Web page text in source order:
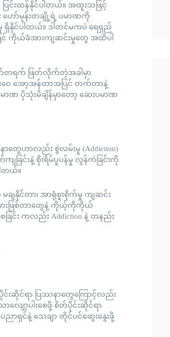
းထန်နိုင်ပါတယ်။ အထူးသဖြင့်
ဟော်မုန်းတချို့ရဲ့ ပမာဏကို
ရှိနိုင်ပါတယ်။ ဒါတင်မကပဲ ရေရှည်
ကိုယ်ခံအားကျဆင်းမှုတွေ အထိပါ
တရက် ဖြတ်လိုက်တဲ့အခါမှာ
မူးဝေ အော့အန်တာအပြင် တက်တာနဲ့
ာဏ ပိုသုံးမိချိန်မှာတော့ ဆေးပမာဏ
တွေဟာလည်း စွဲလမ်းမှု (Addiction)
ြင်းနဲ့ စိုးရိမ်ပူပန်မှု လွန်ကဲခြင်းကို
တယ်။
ချနိုင်တာ၊ အာရုံစူးစိုက်မှု ကျဆင်း
ားဖြစ်တာတွေနဲ့ ကိုယ့်ကိုကိုယ်
င်း ကလည်း Addiction နဲ့ တနည်း
ဆိုင်ရာ ပြဿနာတွေကြောင့်လည်း
ျော့ပါးစေဖို့ စိတ်ပိုင်းဆိုင်ရာ
ရှင်နဲ့ သေချာ တိုင်ပင်ဆွေးနွေးဖို့